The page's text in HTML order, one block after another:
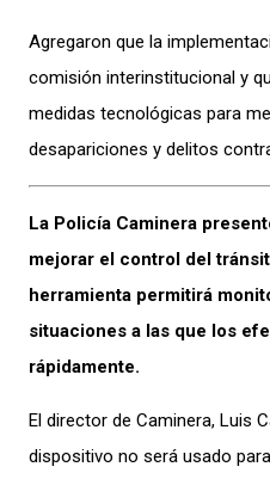
Agregaron que la
comisión interinstitucional y
medidas tecnológicas para
desapariciones y delitos
La Policía Caminera
mejorar el control del
herramienta permitirá
situaciones a las que los
rápidamente.
El director de Caminera, Luis
dispositivo no será usado